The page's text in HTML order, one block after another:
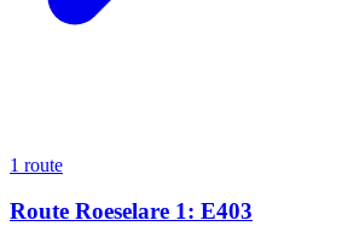
1 route
Route Roeselare 1: E403